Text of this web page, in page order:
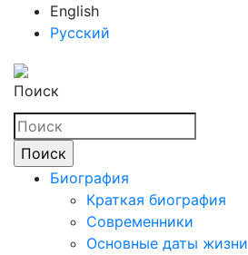
English
Русский
Поиск
Биография
Краткая биография
Современники
Основные даты жизни